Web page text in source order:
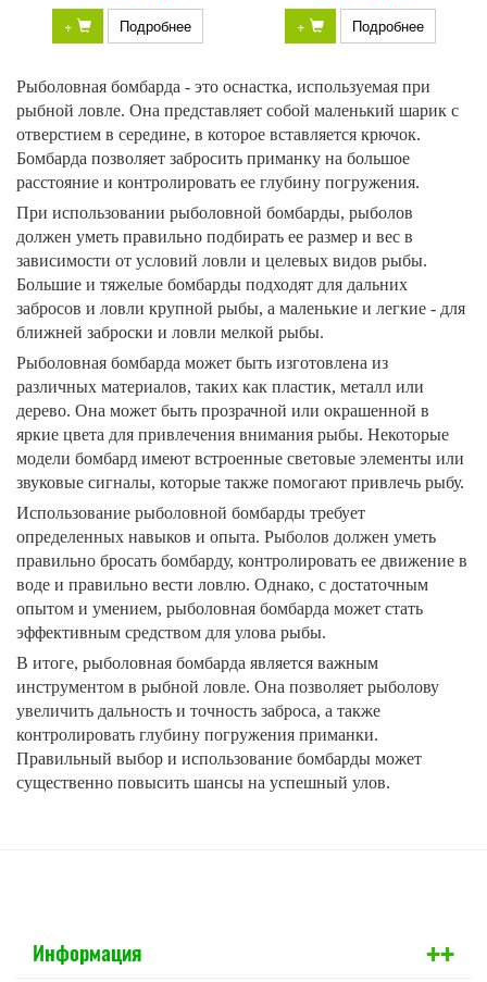
+ Подробнее + Подробнее
Рыболовная бомбарда - это оснастка, используемая при
рыбной ловле. Она представляет собой маленький шарик с
отверстием в середине, в которое вставляется крючок.
Бомбарда позволяет забросить приманку на большое
расстояние и контролировать ее глубину погружения.
При использовании рыболовной бомбарды, рыболов
должен уметь правильно подбирать ее размер и вес в
зависимости от условий ловли и целевых видов рыбы.
Большие и тяжелые бомбарды подходят для дальних
забросов и ловли крупной рыбы, а маленькие и легкие - для
ближней заброски и ловли мелкой рыбы.
Рыболовная бомбарда может быть изготовлена из
различных материалов, таких как пластик, металл или
дерево. Она может быть прозрачной или окрашенной в
яркие цвета для привлечения внимания рыбы. Некоторые
модели бомбард имеют встроенные световые элементы или
звуковые сигналы, которые также помогают привлечь рыбу.
Использование рыболовной бомбарды требует
определенных навыков и опыта. Рыболов должен уметь
правильно бросать бомбарду, контролировать ее движение в
воде и правильно вести ловлю. Однако, с достаточным
опытом и умением, рыболовная бомбарда может стать
эффективным средством для улова рыбы.
В итоге, рыболовная бомбарда является важным
инструментом в рыбной ловле. Она позволяет рыболову
увеличить дальность и точность заброса, а также
контролировать глубину погружения приманки.
Правильный выбор и использование бомбарды может
существенно повысить шансы на успешный улов.
Информация +
+